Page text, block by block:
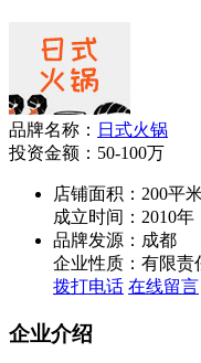
品牌名称： 日式火锅
投资金额： 50-100万
店铺面积：200平
成立时间：2010年
品牌发源：成都
企业性质：有限责
拨打电话 在线留言
企业介绍